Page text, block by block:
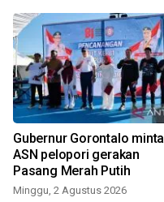
Gubernur Gorontalo minta
ASN pelopori gerakan
Pasang Merah Putih
Minggu, 2 Agustus 2026